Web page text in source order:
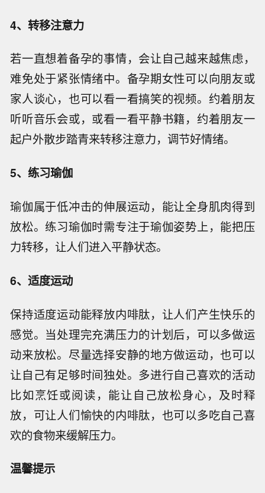
4、转移注意力
若一直想着备孕的事情，会让自己越来越焦虑，
难免处于紧张情绪中。备孕期女性可以向朋友或
家人谈心，也可以看一看搞笑的视频。约着朋友
听听音乐会或，或看一看平静书籍，约着朋友一
起户外散步踏青来转移注意力，调节好情绪。
5、练习瑜伽
瑜伽属于低冲击的伸展运动，能让全身肌肉得到
放松。练习瑜伽时需专注于瑜伽姿势上，能把压
力转移，让人们进入平静状态。
6、适度运动
保持适度运动能释放内啡肽，让人们产生快乐的
感觉。当处理完充满压力的计划后，可以多做运
动来放松。尽量选择安静的地方做运动，也可以
让自己有足够时间独处。多进行自己喜欢的活动
比如烹饪或阅读，能让自己放松身心，及时释
放，可让人们愉快的内啡肽，也可以多吃自己喜
欢的食物来缓解压力。
温馨提示